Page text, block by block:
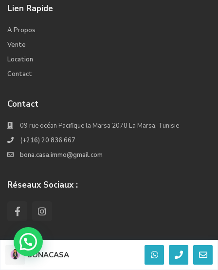
Lien Rapide
A Propos
Vente
Location
Contact
Contact
09 rue océan Pacifique la Marsa 2078 La Marsa, Tunisie
(+216) 20 836 667
bona.casa.immo@gmail.com
Réseaux Sociaux :
© 2022. Tous les droits réservés Crée Par Kiwi Softwares
BONACASA